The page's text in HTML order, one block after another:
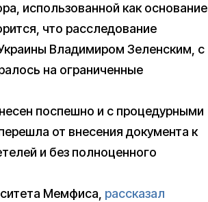
использованной как основание
что расследование
Владимиром Зеленским, с
на ограниченные
поспешно и с процедурными
от внесения документа к
и без полноценного
Мемфиса, рассказал